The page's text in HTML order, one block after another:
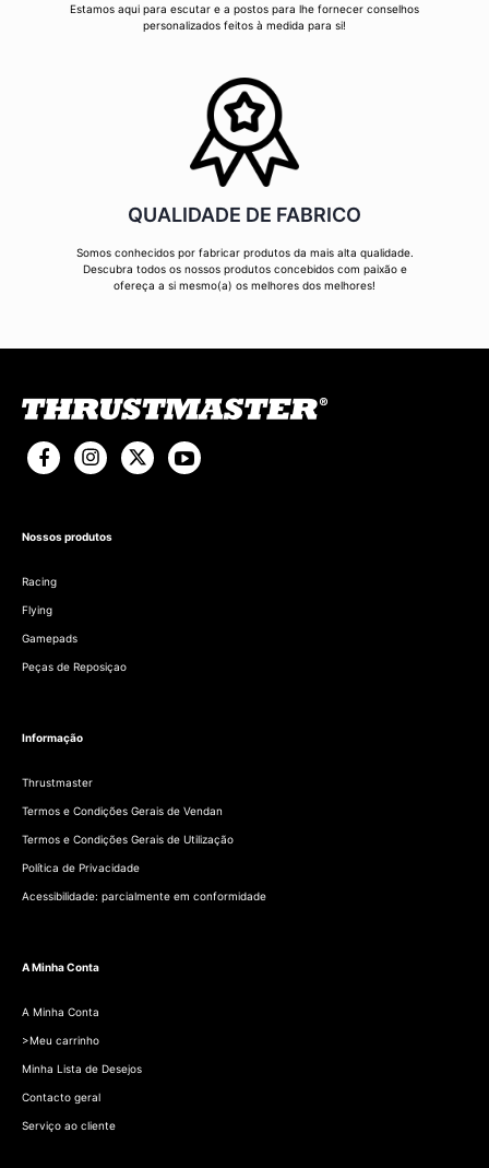
Estamos aqui para escutar e a postos para lhe fornecer conselhos
personalizados feitos à medida para si!
QUALIDADE DE FABRICO
Somos conhecidos por fabricar produtos da mais alta qualidade.
Descubra todos os nossos produtos concebidos com paixão e
ofereça a si mesmo(a) os melhores dos melhores!
Nossos produtos
Racing
Flying
Gamepads
Peças de Reposiçao
Informação
Thrustmaster
Termos e Condições Gerais de Vendan
Termos e Condições Gerais de Utilização
Política de Privacidade
Acessibilidade: parcialmente em conformidade
A Minha Conta
A Minha Conta
>Meu carrinho
Minha Lista de Desejos
Contacto geral
Serviço ao cliente